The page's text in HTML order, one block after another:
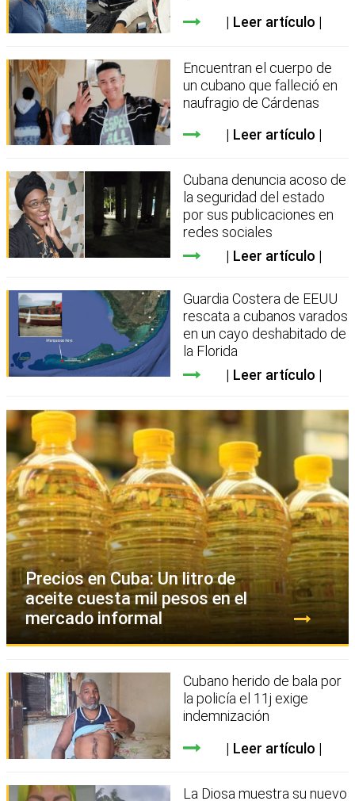
Leer artículo
Encuentran el cuerpo de
un cubano que falleció en
naufragio de Cárdenas
Leer artículo
Cubana denuncia acoso de
la seguridad del estado
por sus publicaciones en
redes sociales
Leer artículo
Guardia Costera de EEUU
rescata a cubanos varados
en un cayo deshabitado de
la Florida
Leer artículo
Precios en Cuba: Un litro de
aceite cuesta mil pesos en el
mercado informal
Cubano herido de bala por
la policía el 11j exige
indemnización
Leer artículo
La Diosa muestra su nuevo